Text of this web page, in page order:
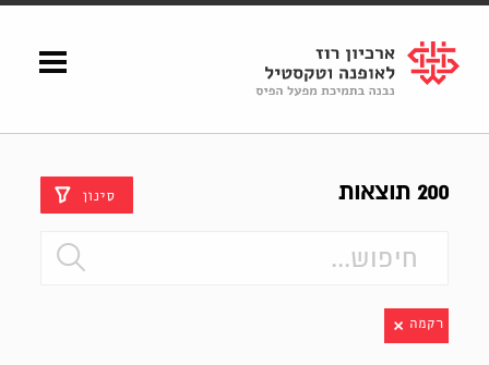
Shenkar
Logo
200 תוצאות סינון
רקמה